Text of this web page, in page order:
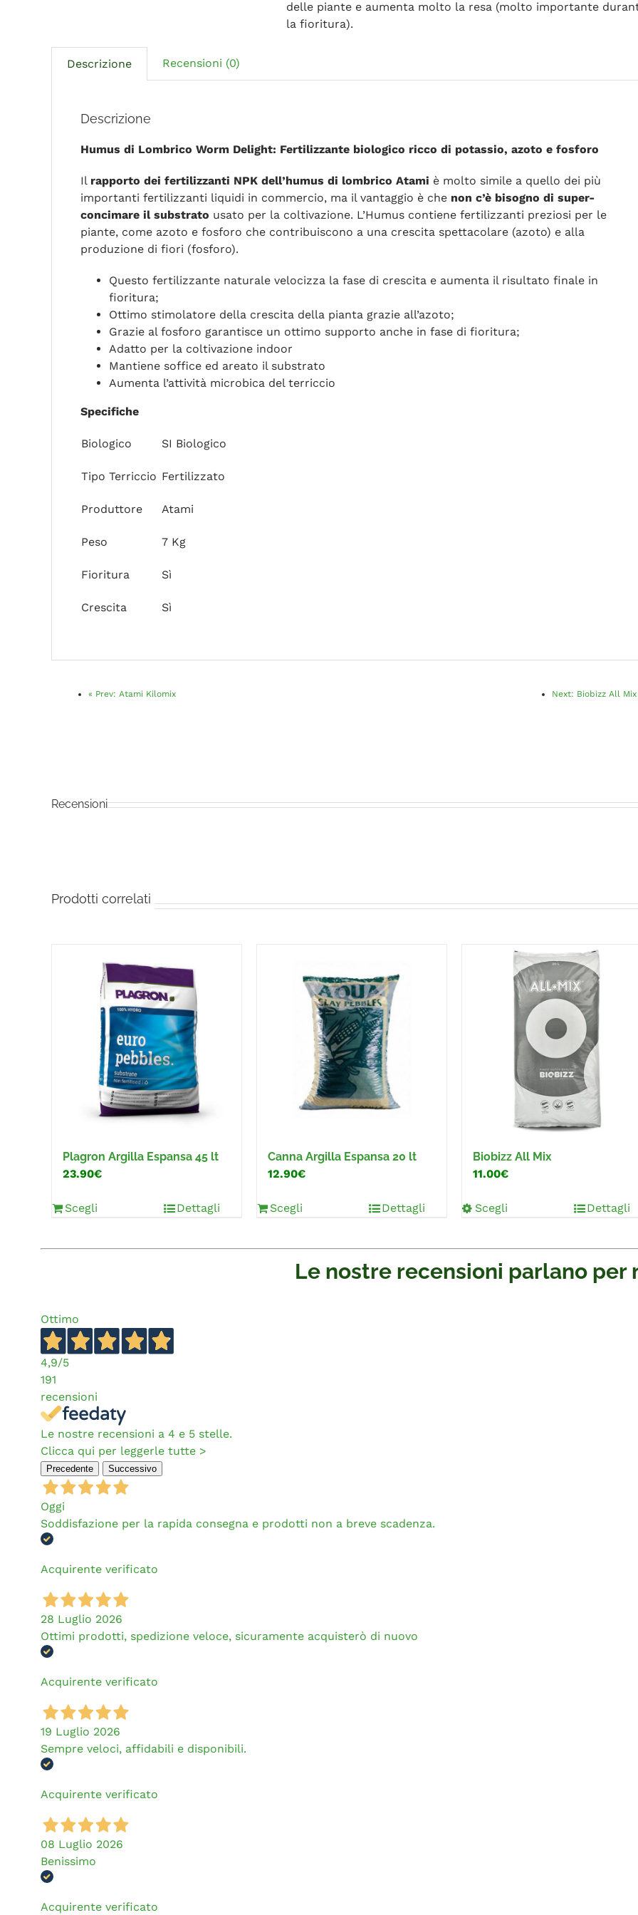
delle piante e aumenta molto la resa (molto importante
la fioritura).
Descrizione Recensioni (0)
Descrizione
Humus di Lombrico Worm Delight: Fertilizzante biologico ricco di potassio, azoto e fosforo
Il rapporto dei fertilizzanti NPK dell’humus di lombrico Atami è molto simile a quello dei più
importanti fertilizzanti liquidi in commercio, ma il vantaggio è che non c’è bisogno di super-
concimare il substrato usato per la coltivazione. L’Humus contiene fertilizzanti preziosi per le
piante, come azoto e fosforo che contribuiscono a una crescita spettacolare (azoto) e alla
produzione di fiori (fosforo).
Questo fertilizzante naturale velocizza la fase di crescita e aumenta il risultato finale in
fioritura;
Ottimo stimolatore della crescita della pianta grazie all’azoto;
Grazie al fosforo garantisce un ottimo supporto anche in fase di fioritura;
Adatto per la coltivazione indoor
Mantiene soffice ed areato il substrato
Aumenta l’attività microbica del terriccio
Specifiche
Biologico SI Biologico
Tipo Terriccio Fertilizzato
Produttore Atami
Peso 7 Kg
Fioritura Sì
Crescita Sì
« Prev: Atami Kilomix Next: Biobizz All Mix
Recensioni
Prodotti correlati
Plagron Argilla Espansa 45 lt
23.90€
Scegli Dettagli
Canna Argilla Espansa 20 lt
12.90€
Scegli Dettagli
Biobizz All Mix
11.00€
Scegli Dettagli
Le nostre recensioni parlano per
Ottimo
4,9/5
191
recensioni
Le nostre recensioni a 4 e 5 stelle.
Clicca qui per leggerle tutte >
Precedente Successivo
Oggi
Soddisfazione per la rapida consegna e prodotti non a breve scadenza.
Acquirente verificato
28 Luglio 2026
Ottimi prodotti, spedizione veloce, sicuramente acquisterò di nuovo
Acquirente verificato
19 Luglio 2026
Sempre veloci, affidabili e disponibili.
Acquirente verificato
08 Luglio 2026
Benissimo
Acquirente verificato